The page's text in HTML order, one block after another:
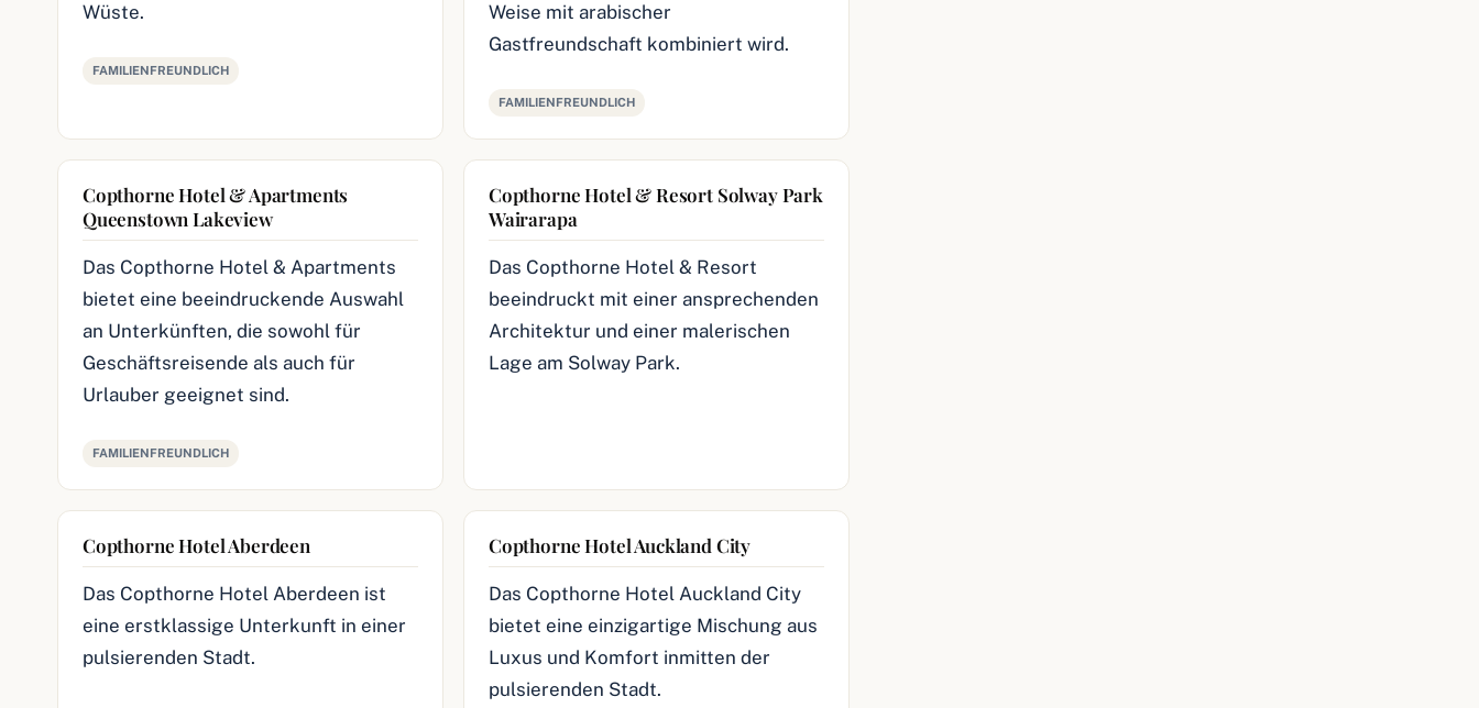
Wüste.
FAMILIENFREUNDLICH
Weise mit arabischer
Gastfreundschaft kombiniert wird.
FAMILIENFREUNDLICH
Copthorne Hotel & Apartments
Queenstown Lakeview
Das Copthorne Hotel & Apartments
bietet eine beeindruckende Auswahl
an Unterkünften, die sowohl für
Geschäftsreisende als auch für
Urlauber geeignet sind.
FAMILIENFREUNDLICH
Copthorne Hotel & Resort Solway Park
Wairarapa
Das Copthorne Hotel & Resort
beeindruckt mit einer ansprechenden
Architektur und einer malerischen
Lage am Solway Park.
Copthorne Hotel Aberdeen
Das Copthorne Hotel Aberdeen ist
eine erstklassige Unterkunft in einer
pulsierenden Stadt.
Copthorne Hotel Auckland City
Das Copthorne Hotel Auckland City
bietet eine einzigartige Mischung aus
Luxus und Komfort inmitten der
pulsierenden Stadt.